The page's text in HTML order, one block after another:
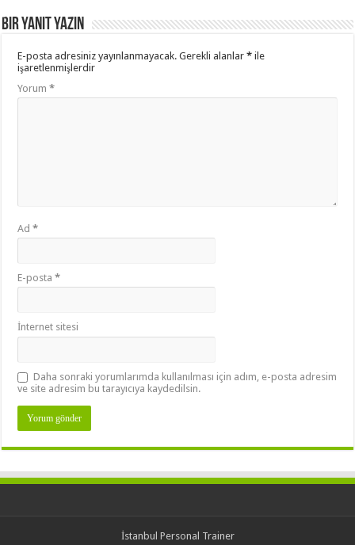
Bir yanıt yazın
E-posta adresiniz yayınlanmayacak. Gerekli alanlar* ile
işaretlenmişlerdir
Yorum*
Ad*
E-posta*
İnternet sitesi
Daha sonraki yorumlarımda kullanılması için adım, e-posta adresim
ve site adresim bu tarayıcıya kaydedilsin.
İstanbul Personal Trainer